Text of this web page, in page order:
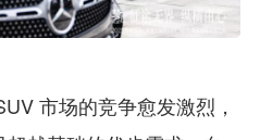
市场的竞争愈发激烈，